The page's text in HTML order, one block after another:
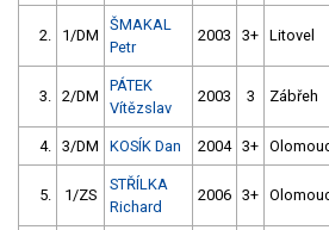
2. 1/DM
ŠMAKAL
Petr
2003 3+ Litovel
3. 2/DM
PÁTEK
Vítězslav
2003 3 Zábřeh
4. 3/DM KOSÍK Dan 2004 3+
5. 1/ZS
STŘÍLKA
Richard
2006 3+